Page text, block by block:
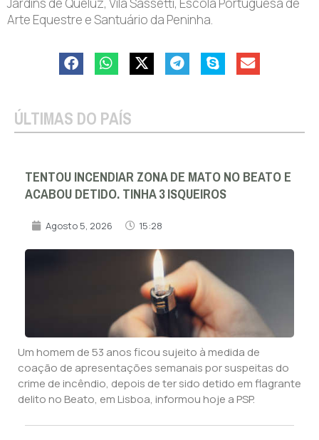
Jardins de Queluz, Vila Sassetti, Escola Portuguesa de
Arte Equestre e Santuário da Peninha.
ÚLTIMAS DO PAÍS
TENTOU INCENDIAR ZONA DE MATO NO BEATO E
ACABOU DETIDO. TINHA 3 ISQUEIROS
Agosto 5, 2026 15:28
Um homem de 53 anos ficou sujeito à medida de
coação de apresentações semanais por suspeitas do
crime de incêndio, depois de ter sido detido em flagrante
delito no Beato, em Lisboa, informou hoje a PSP.